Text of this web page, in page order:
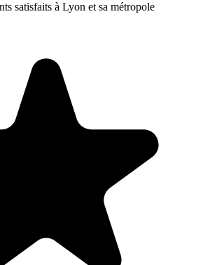
satisfaits à Lyon et sa métropole